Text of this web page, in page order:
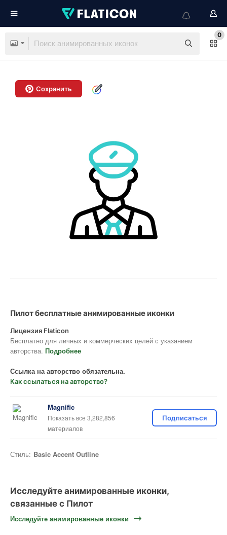
0
Сохранить
Пилот бесплатные анимированные иконки
Лицензия Flaticon
Бесплатно для личных и коммерческих целей с указанием
авторства. Подробнее
Ссылка на авторство обязательна.
Как ссылаться на авторство?
Magnific
Показать все 3,282,856
материалов
Подписаться
Стиль: Basic Accent Outline
Исследуйте анимированные иконки,
связанные с Пилот
Исследуйте анимированные иконки